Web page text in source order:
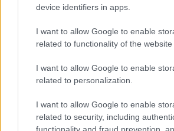
device identifiers in apps.
I want to allow Google to enable
related to functionality of the website
I want to allow Google to enable
related to personalization.
I want to allow Google to enable
related to security, including
Sündmused aastate lõikes:
2001 Tarkvara arendamise algus
sanitaartehnika ettevõttes
2004 Versioon 1.0 avaldatakse,
Windows -ja siis Mac